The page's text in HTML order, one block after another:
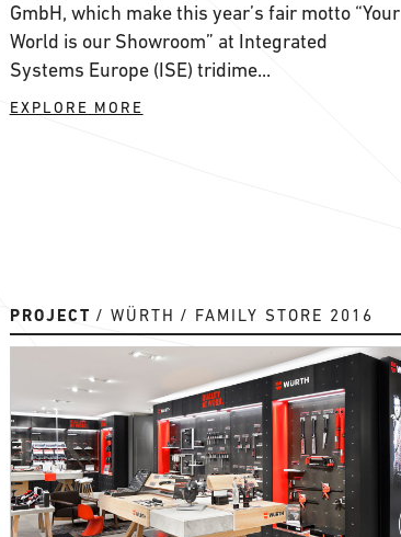
GmbH, which make this year’s fair motto “Your
World is our Showroom” at Integrated
Systems Europe (ISE) tridime...
EXPLORE MORE
PROJECT WÜRTH FAMILY STORE 2016